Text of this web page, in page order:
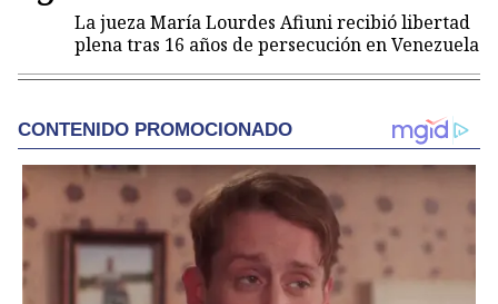
La jueza María Lourdes Afiuni recibió libertad
plena tras 16 años de persecución en Venezuela